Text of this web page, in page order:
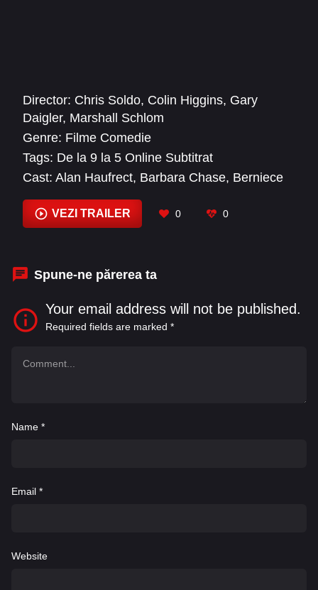
Director: Chris Soldo, Colin Higgins, Gary
Daigler, Marshall Schlom
Genre: Filme Comedie
Tags: De la 9 la 5 Online Subtitrat
Cast: Alan Haufrect, Barbara Chase, Berniece
Price , Dolly Parton, Earl Boen
Edward
Marshall, Elisabeth Fraser
VEZI TRAILER 0 0
Spune-ne părerea ta
Your email address will not be published.
Required fields are marked *
Name *
Email *
Website